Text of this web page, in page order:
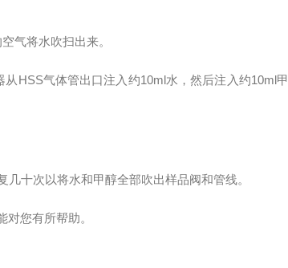
气将水吹扫出来。
HSS气体管出口注入约10ml水，然后注入约10ml甲
十次以将水和甲醇全部吹出样品阀和管线。
您有所帮助。